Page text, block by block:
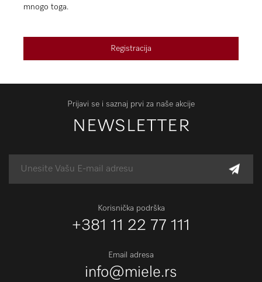
mnogo toga.
Registracija
Prijavi se i saznaj prvi za naše akcije
NEWSLETTER
Korisnička podrška
+381 11 22 77 111
Email adresa
info@miele.rs